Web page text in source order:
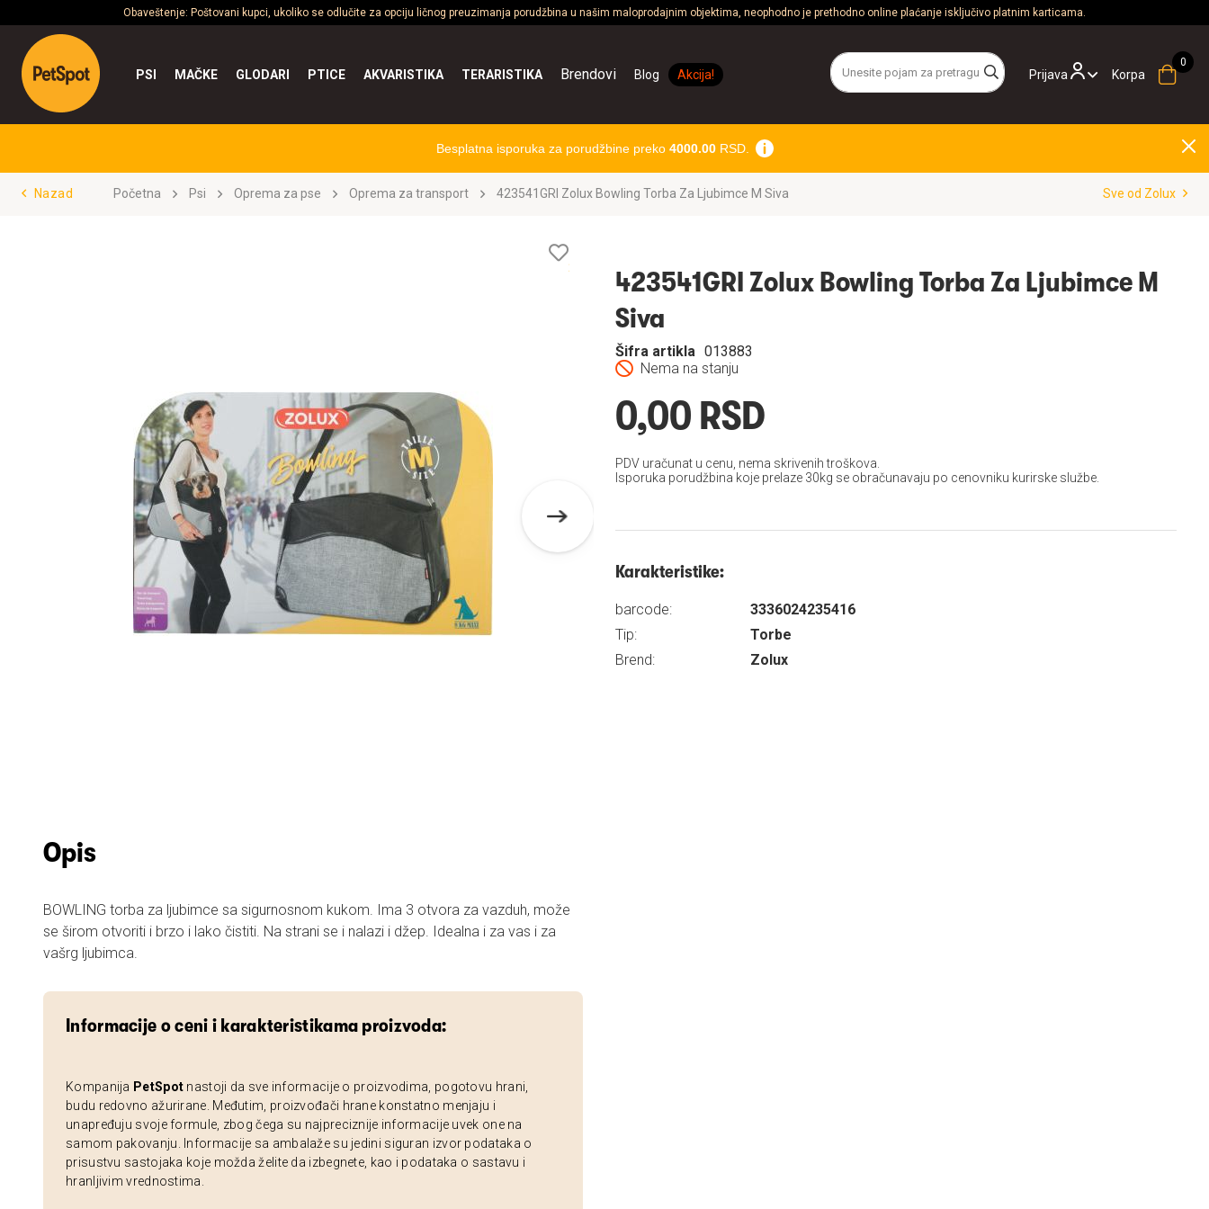
Obaveštenje: Poštovani kupci, ukoliko se odlučite za opciju ličnog preuzimanja porudžbina u našim maloprodajnim objektima, neophodno je prethodno online plaćanje isključivo platnim karticama.
Prijava
PSI MAČKE GLODARI PTICE AKVARISTIKA TERARISTIKA Brendovi Blog Akcija! Korpa
Besplatna isporuka za porudžbine preko 4000.00RSD.
Nazad Početna Psi Oprema za pse Oprema za transport 423541GRI Zolux Bowling Torba Za Ljubimce M Siva Sve od Zolux
Opis
BOWLING torba za ljubimce sa sigurnosnom kukom. Ima 3 otvora za vazduh, može
se širom otvoriti i brzo i lako čistiti. Na strani se i nalazi i džep. Idealna i za vas i za
vašrg ljubimca.
Informacije o ceni i karakteristikama proizvoda:
Kompanija PetSpot nastoji da sve informacije o proizvodima, pogotovu hrani,
budu redovno ažurirane. Međutim, proizvođači hrane konstatno menjaju i
unapređuju svoje formule, zbog čega su najpreciznije informacije uvek one na
samom pakovanju. Informacije sa ambalaže su jedini siguran izvor podataka o
prisustvu sastojaka koje možda želite da izbegnete, kao i podataka o sastavu i
hranljivim vrednostima.
želja
423541GRI Zolux Bowling Torba Za Ljubimce M
Siva
Nema na stanju
Šifra artikla 013883
0,00 RSD
PDV uračunat u cenu, nema skrivenih troškova.
Isporuka porudžbina koje prelaze 30kg se obračunavaju po cenovniku kurirske službe.
Karakteristike:
barcode:
3336024235416
Tip:
Torbe
Brend:
Zolux